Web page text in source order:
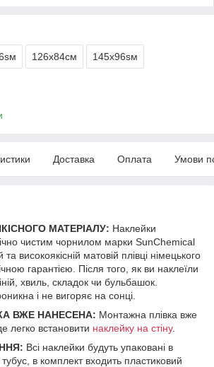
126х84см 145x96sм
Доставка Оплата Умови
МАТЕРІАЛУ: Наклейки
чистим чорнилом марки SunChemical
та високоякісній матовій плівці німецького
гарантією. Після того, як ви наклеїли
хвиль, складок чи бульбашок.
і не вигоряє на сонці.
ВЖЕ НАНЕСЕНА: Монтажна плівка вже
легко встановити наклейку на стіну.
Всі наклейки будуть упаковані в
в комплект входить пластиковий